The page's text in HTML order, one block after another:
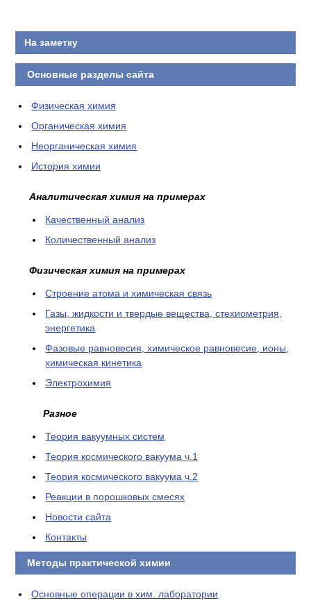
На заметку
Основные разделы сайта
Физическая химия
Органическая химия
Неорганическая химия
История химии
Аналитическая химия на примерах
Качественный анализ
Количественный анализ
Физическая химия на примерах
Cтроение атома и химическая связь
Газы, жидкости и твердые вещества, стехиометрия,
энергетика
Фазовые равновесия, химическое равновесие, ионы,
химическая кинетика
Электрохимия
Разное
Теория вакуумных систем
Теория космического вакуума ч.1
Теория космического вакуума ч.2
Реакции в порошковых смесях
Новости сайта
Контакты
Методы практической химии
Основные операции в хим. лаборатории